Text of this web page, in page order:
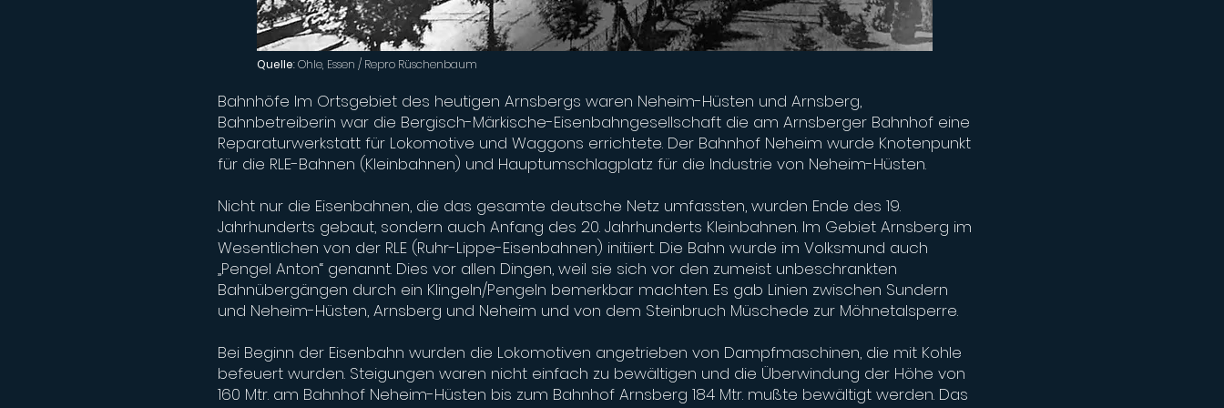
Quelle: Ohle, Essen / Repro Rüschenbaum
Bahnhöfe Im Ortsgebiet des heutigen Arnsbergs waren Neheim-Hüsten und Arnsberg,
Bahnbetreiberin war die Bergisch-Märkische-Eisenbahngesellschaft die am Arnsberger Bahnhof eine
Reparaturwerkstatt für Lokomotive und Waggons errichtete. Der Bahnhof Neheim wurde Knotenpunkt
für die RLE-Bahnen (Kleinbahnen) und Hauptumschlagplatz für die Industrie von Neheim-Hüsten.
Nicht nur die Eisenbahnen, die das gesamte deutsche Netz umfassten, wurden Ende des 19.
Jahrhunderts gebaut, sondern auch Anfang des 20. Jahrhunderts Kleinbahnen. Im Gebiet Arnsberg im
Wesentlichen von der RLE (Ruhr-Lippe-Eisenbahnen) initiiert. Die Bahn wurde im Volksmund auch
„Pengel Anton“ genannt. Dies vor allen Dingen, weil sie sich vor den zumeist unbeschrankten
Bahnübergängen durch ein Klingeln/Pengeln bemerkbar machten. Es gab Linien zwischen Sundern
und Neheim-Hüsten, Arnsberg und Neheim und von dem Steinbruch Müschede zur Möhnetalsperre.
Bei Beginn der Eisenbahn wurden die Lokomotiven angetrieben von Dampfmaschinen, die mit Kohle
befeuert wurden. Steigungen waren nicht einfach zu bewältigen und die Überwindung der Höhe von
160 Mtr. am Bahnhof Neheim-Hüsten bis zum Bahnhof Arnsberg 184 Mtr. mußte bewältigt werden. Das